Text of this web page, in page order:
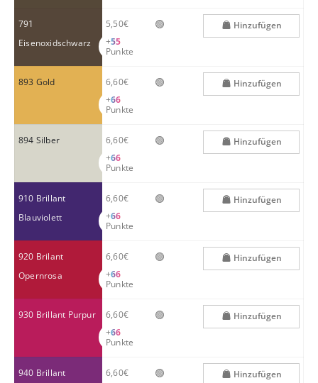
791
Eisenoxidschwarz
5,50€
+55
Punkte
🟢 Hinzufügen
893 Gold
6,60€
+66
Punkte
🟢 Hinzufügen
894 Silber
6,60€
+66
Punkte
🟢 Hinzufügen
910 Brillant
Blauviolett
6,60€
+66
Punkte
🟢 Hinzufügen
920 Brilant
Opernrosa
6,60€
+66
Punkte
🟢 Hinzufügen
930 Brillant Purpur
6,60€
+66
Punkte
🟢 Hinzufügen
940 Brillant
6,60€
🟢 Hinzufügen